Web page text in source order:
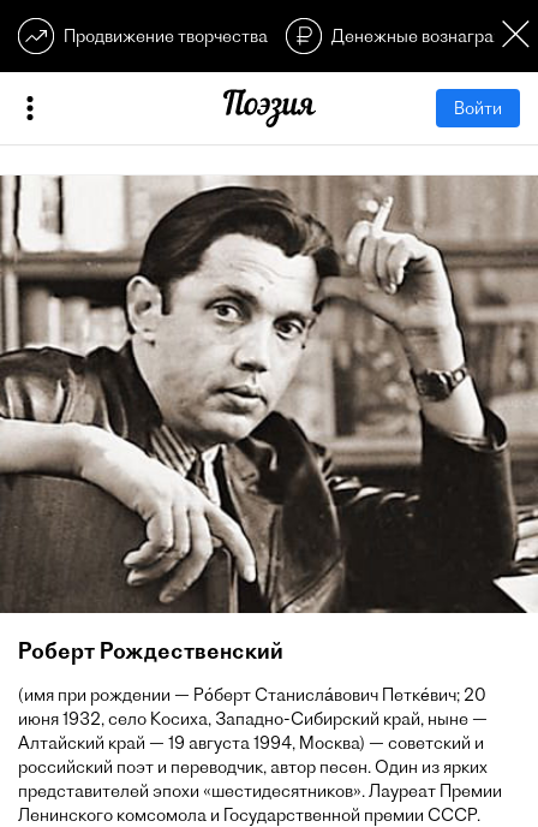
Продвижение творчества Денежные
Войти
Роберт Рождественский
(имя при рождении — Ро́берт Станисла́вович Петке́вич; 20
июня 1932, село Косиха, Западно-Сибирский край, ныне —
Алтайский край — 19 августа 1994, Москва) — советский и
российский поэт и переводчик, автор песен. Один из ярких
представителей эпохи «шестидесятников». Лауреат Премии
Ленинского комсомола и Государственной премии СССР.